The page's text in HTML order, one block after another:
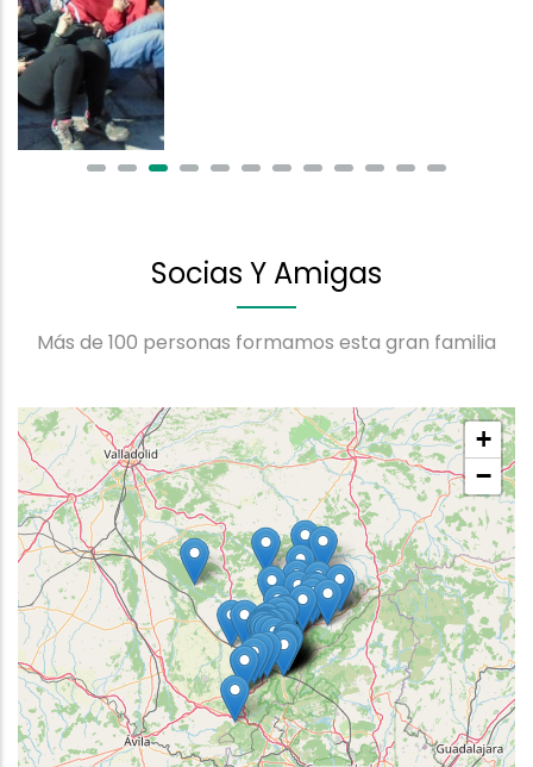
Socias Y Amigas
Más de 100 personas formamos esta gran familia
+
−